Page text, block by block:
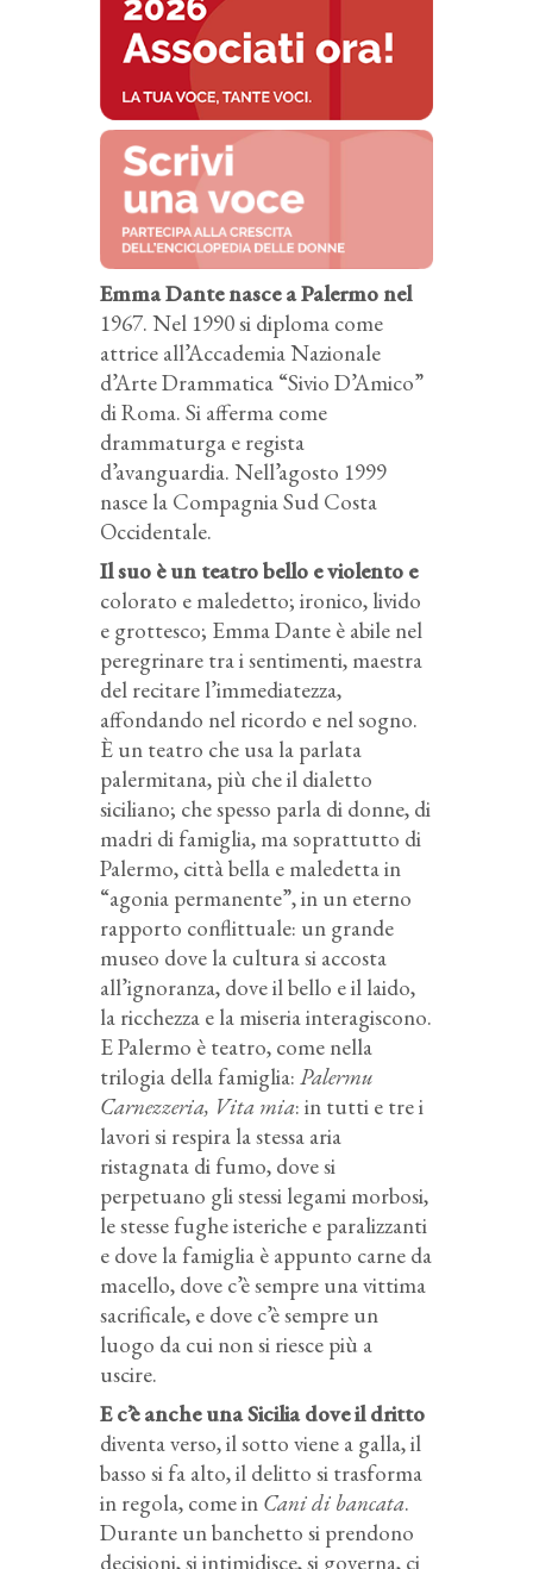
Emma Dante nasce a Palermo nel
1967. Nel 1990 si diploma come
attrice all’Accademia Nazionale
d’Arte Drammatica “Sivio D’Amico”
di Roma. Si afferma come
drammaturga e regista
d’avanguardia. Nell’agosto 1999
nasce la Compagnia Sud Costa
Occidentale.
Il suo è un teatro bello e violento e
colorato e maledetto; ironico, livido
e grottesco; Emma Dante è abile nel
peregrinare tra i sentimenti, maestra
del recitare l’immediatezza,
affondando nel ricordo e nel sogno.
È un teatro che usa la parlata
palermitana, più che il dialetto
siciliano; che spesso parla di donne, di
madri di famiglia, ma soprattutto di
Palermo, città bella e maledetta in
“agonia permanente”, in un eterno
rapporto conflittuale: un grande
museo dove la cultura si accosta
all’ignoranza, dove il bello e il laido,
la ricchezza e la miseria interagiscono.
E Palermo è teatro, come nella
trilogia della famiglia: Palermu
Carnezzeria, Vita mia: in tutti e tre i
lavori si respira la stessa aria
ristagnata di fumo, dove si
perpetuano gli stessi legami morbosi,
le stesse fughe isteriche e paralizzanti
e dove la famiglia è appunto carne da
macello, dove c’è sempre una vittima
sacrificale, e dove c’è sempre un
luogo da cui non si riesce più a
uscire.
E c’è anche una Sicilia dove il dritto
diventa verso, il sotto viene a galla, il
basso si fa alto, il delitto si trasforma
in regola, come in Cani di bancata.
Durante un banchetto si prendono
decisioni, si intimidisce, si governa, ci